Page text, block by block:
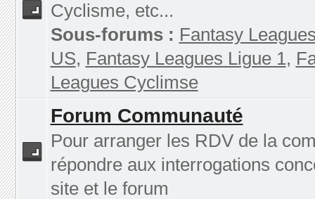
Cyclisme, etc...
Sous-forums : Fantasy
US, Fantasy Leagues Ligue 1,
Leagues Cyclimse
Forum Communauté
Pour arranger les RDV de la
répondre aux interrogations
site et le forum